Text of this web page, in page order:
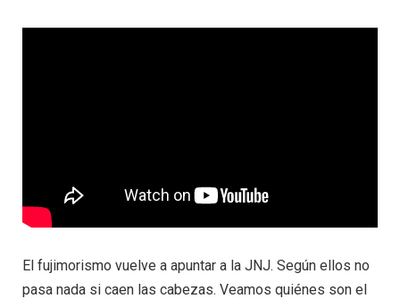
El fujimorismo vuelve a apuntar a la JNJ. Según ellos no
pasa nada si caen las cabezas. Veamos quiénes son el